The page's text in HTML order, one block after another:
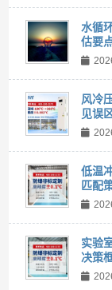
水循
估要
风冷
见误
低温
匹配
实验
决策